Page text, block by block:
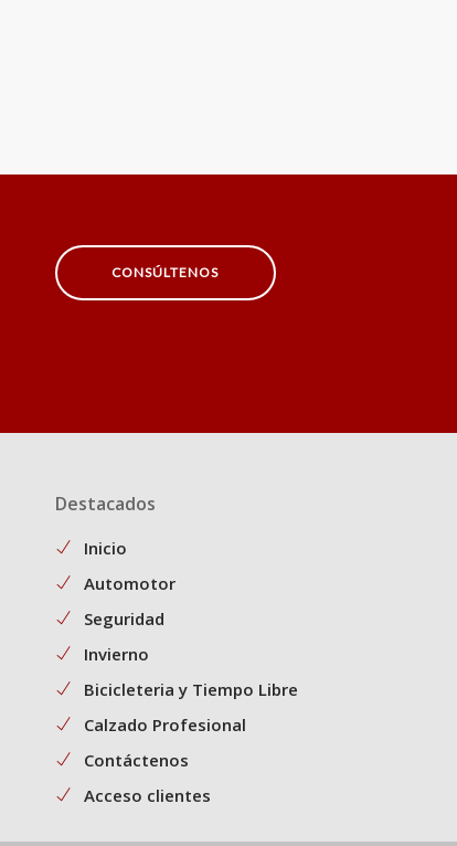
CONSÚLTENOS
Destacados
Inicio
Automotor
Seguridad
Invierno
Bicicleteria y Tiempo Libre
Calzado Profesional
Contáctenos
Acceso clientes